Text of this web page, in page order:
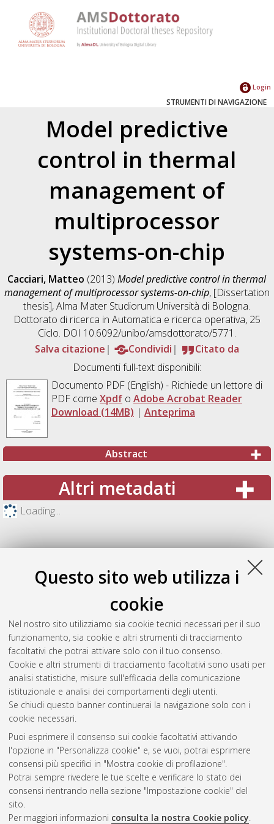
Questo sito web utilizza i
cookie
Nel nostro sito utilizziamo sia cookie tecnici necessari per il suo
funzionamento, sia cookie e altri strumenti di tracciamento
facoltativi che potrai attivare solo con il tuo consenso.
Cookie e altri strumenti di tracciamento facoltativi sono usati per
analisi statistiche, misure sull'efficacia della comunicazione
istituzionale e analisi dei comportamenti degli utenti.
Se chiudi questo banner continuerai la navigazione solo con i
cookie necessari.
Puoi esprimere il consenso sui cookie facoltativi attivando
l'opzione in "Personalizza cookie" e, se vuoi, potrai esprimere
consensi più specifici in "Mostra cookie di profilazione".
Potrai sempre rivedere le tue scelte e verificare lo stato dei
consensi rientrando nella sezione "Impostazione cookie" del
sito.
Per maggiori informazioni consulta la nostra Cookie policy.
Login
STRUMENTI DI NAVIGAZIONE
Model predictive
control in thermal
management of
multiprocessor
systems-on-chip
Cacciari, Matteo (2013)Model predictive control in thermal
management of multiprocessor systems-on-chip, [Dissertation
thesis], Alma Mater Studiorum Università di Bologna.
Dottorato di ricerca in Automatica e ricerca operativa, 25
Ciclo. DOI 10.6092/unibo/amsdottorato/5771.
Salva citazione
Condividi
Citato da
Documenti full-text disponibili:
Documento PDF(English) - Richiede un lettore di
PDF come Xpdfo Adobe Acrobat Reader
Download (14MB) | Anteprima
Abstract
Altri metadati
Loading...
Gestione del documento:
Atom
Rss 1.0
Rss 2.0
ISSN: 2038-7946